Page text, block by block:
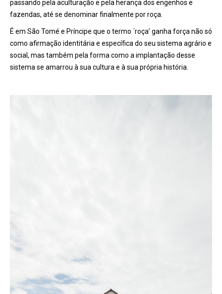
passando pela aculturação e pela herança dos engenhos e
fazendas, até se denominar finalmente por roça.
É em São Tomé e Príncipe que o termo ´roça’ ganha força não só
como afirmação identitária e específica do seu sistema agrário e
social, mas também pela forma como a implantação desse
sistema se amarrou à sua cultura e à sua própria história.